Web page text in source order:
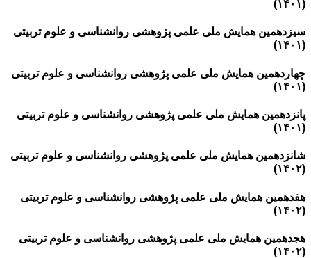
(۱۴۰۱)
سیزدهمین همایش ملی علمی پژوهشی روانشناسی و علوم تربیتی
(۱۴۰۱)
چهاردهمین همایش ملی علمی پژوهشی روانشناسی و علوم تربیتی
(۱۴۰۱)
پانزدهمین همایش ملی علمی پژوهشی روانشناسی و علوم تربیتی
(۱۴۰۱)
شانزدهمین همایش ملی علمی پژوهشی روانشناسی و علوم تربیتی
(۱۴۰۲)
هفدهمین همایش ملی علمی پژوهشی روانشناسی و علوم تربیتی
(۱۴۰۲)
هجدهمین همایش ملی علمی پژوهشی روانشناسی و علوم تربیتی
(۱۴۰۲)